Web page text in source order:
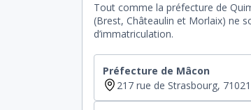
Tout comme la préfecture de
(Brest, Châteaulin et Morlaix) ne
d’immatriculation.
Préfecture de Mâcon
217 rue de Strasbourg,